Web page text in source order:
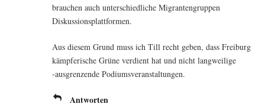
brau­chen auch unter­schied­li­che Migran­ten­grup­pen
Diskussionsplattformen.
Aus die­sem Grund muss ich Till recht geben, dass Frei­burg
kämp­fe­ri­sche Grü­ne ver­dient hat und nicht lang­wei­li­ge
‑aus­gren­zen­de Podiumsveranstaltungen.
Antworten